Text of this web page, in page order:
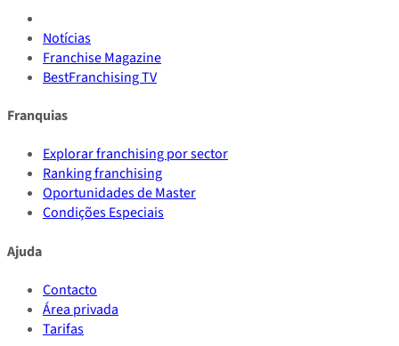
Notícias
Franchise Magazine
BestFranchising TV
Franquias
Explorar franchising por sector
Ranking franchising
Oportunidades de Master
Condições Especiais
Ajuda
Contacto
Área privada
Tarifas